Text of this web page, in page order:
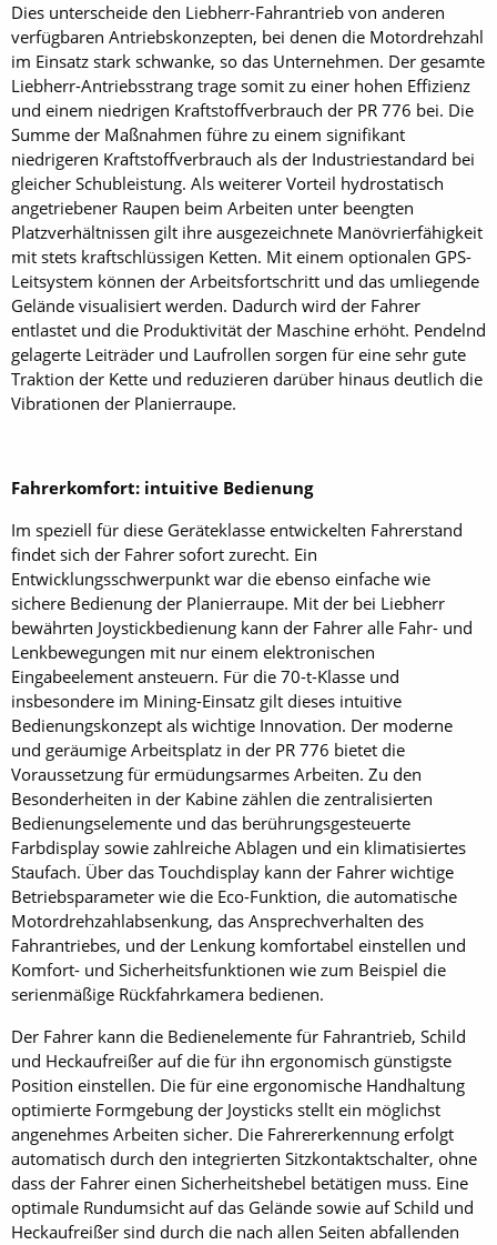
Dies unterscheide den Liebherr-Fahrantrieb von anderen
verfügbaren Antriebskonzepten, bei denen die Motordrehzahl
im Einsatz stark schwanke, so das Unternehmen. Der gesamte
Liebherr-Antriebsstrang trage somit zu einer hohen Effizienz
und einem niedrigen Kraftstoffverbrauch der PR 776 bei. Die
Summe der Maßnahmen führe zu einem signifikant
niedrigeren Kraftstoffverbrauch als der Industriestandard bei
gleicher Schubleistung. Als weiterer Vorteil hydrostatisch
angetriebener Raupen beim Arbeiten unter beengten
Platzverhältnissen gilt ihre ausgezeichnete Manövrierfähigkeit
mit stets kraftschlüssigen Ketten. Mit einem optionalen GPS-
Leitsystem können der Arbeitsfortschritt und das umliegende
Gelände visualisiert werden. Dadurch wird der Fahrer
entlastet und die Produktivität der Maschine erhöht. Pendelnd
gelagerte Leiträder und Laufrollen sorgen für eine sehr gute
Traktion der Kette und reduzieren darüber hinaus deutlich die
Vibrationen der Planierraupe.
Fahrerkomfort: intuitive Bedienung
Im speziell für diese Geräteklasse entwickelten Fahrerstand
findet sich der Fahrer sofort zurecht. Ein
Entwicklungsschwerpunkt war die ebenso einfache wie
sichere Bedienung der Planierraupe. Mit der bei Liebherr
bewährten Joystickbedienung kann der Fahrer alle Fahr- und
Lenkbewegungen mit nur einem elektronischen
Eingabeelement ansteuern. Für die 70-t-Klasse und
insbesondere im Mining-Einsatz gilt dieses intuitive
Bedienungskonzept als wichtige Innovation. Der moderne
und geräumige Arbeitsplatz in der PR 776 bietet die
Voraussetzung für ermüdungsarmes Arbeiten. Zu den
Besonderheiten in der Kabine zählen die zentralisierten
Bedienungselemente und das berührungsgesteuerte
Farbdisplay sowie zahlreiche Ablagen und ein klimatisiertes
Staufach. Über das Touchdisplay kann der Fahrer wichtige
Betriebsparameter wie die Eco-Funktion, die automatische
Motordrehzahlabsenkung, das Ansprechverhalten des
Fahrantriebes, und der Lenkung komfortabel einstellen und
Komfort- und Sicherheitsfunktionen wie zum Beispiel die
serienmäßige Rückfahrkamera bedienen.
Der Fahrer kann die Bedienelemente für Fahrantrieb, Schild
und Heckaufreißer auf die für ihn ergonomisch günstigste
Position einstellen. Die für eine ergonomische Handhaltung
optimierte Formgebung der Joysticks stellt ein möglichst
angenehmes Arbeiten sicher. Die Fahrererkennung erfolgt
automatisch durch den integrierten Sitzkontaktschalter, ohne
dass der Fahrer einen Sicherheitshebel betätigen muss. Eine
optimale Rundumsicht auf das Gelände sowie auf Schild und
Heckaufreißer sind durch die nach allen Seiten abfallenden